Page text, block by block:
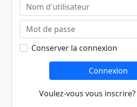
Conserver la connexion
Connexion
Voulez-vous vous inscrire?